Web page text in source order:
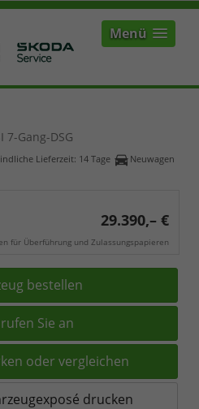
Menü
7-Gang-DSG
Lieferzeit: 14 Tage
Neuwagen
29.390,– €
für Überführung und Zulassungspapieren
bestellen
Sie an
oder vergleichen
drucken